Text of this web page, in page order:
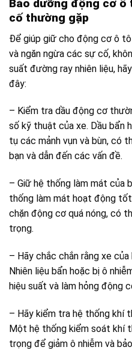
Bảo dưỡng động cơ ô
cố thường gặp
Để giúp giữ cho động cơ ô
và ngăn ngừa các sự cố,
suất đường ray nhiên liệu,
đây:
– Kiểm tra dầu động cơ
số kỹ thuật của xe. Dầu bẩn
tụ các mảnh vụn và bùn, có
bạn và dẫn đến các vấn đề.
– Giữ hệ thống làm mát của
thống làm mát hoạt động
chặn động cơ quá nóng, có
trọng.
– Hãy chắc chắn rằng xe
Nhiên liệu bẩn hoặc bị ô
hiệu suất và làm hỏng động
– Hãy kiểm tra hệ thống khí
Một hệ thống kiểm soát khí
trọng để giảm ô nhiễm và